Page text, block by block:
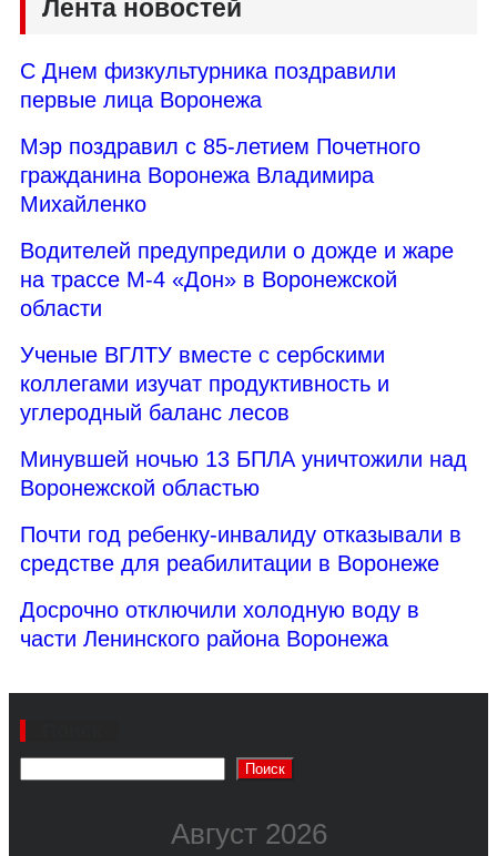
Лента новостей
С Днем физкультурника поздравили
первые лица Воронежа
Мэр поздравил с 85-летием Почетного
гражданина Воронежа Владимира
Михайленко
Водителей предупредили о дожде и жаре
на трассе М-4 «Дон» в Воронежской
области
Ученые ВГЛТУ вместе с сербскими
коллегами изучат продуктивность и
углеродный баланс лесов
Минувшей ночью 13 БПЛА уничтожили над
Воронежской областью
Почти год ребенку-инвалиду отказывали в
средстве для реабилитации в Воронеже
Досрочно отключили холодную воду в
части Ленинского района Воронежа
Поиск
Август 2026